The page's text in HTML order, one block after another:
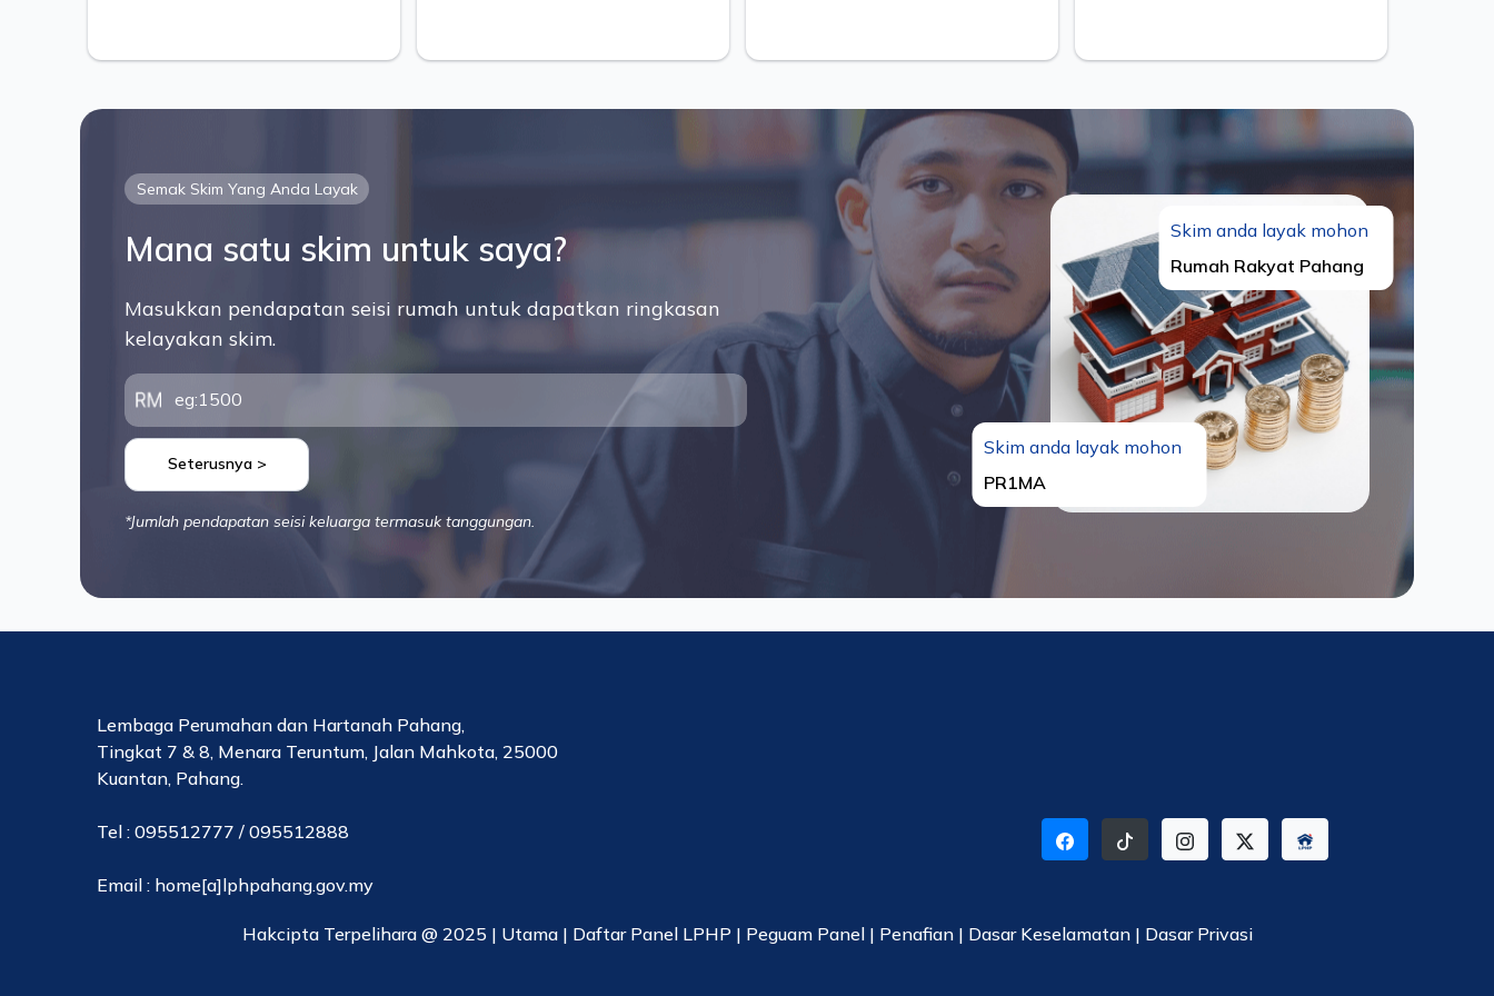
Semak Skim Yang Anda Layak
Mana satu skim untuk saya?
Masukkan pendapatan seisi rumah untuk dapatkan ringkasan
kelayakan skim.
Seterusnya >
*Jumlah pendapatan seisi keluarga termasuk tanggungan.
Skim anda layak mohon
Rumah Rakyat Pahang
Skim anda layak mohon
PR1MA
Lembaga Perumahan dan Hartanah Pahang,
Tingkat 7 & 8, Menara Teruntum, Jalan Mahkota, 25000
Kuantan, Pahang.
Tel : 095512777 / 095512888
Email : home[a]lphpahang.gov.my
Hakcipta Terpelihara @ 2025 | Utama| Daftar Panel LPHP | Peguam Panel| Penafian | Dasar Keselamatan | Dasar Privasi